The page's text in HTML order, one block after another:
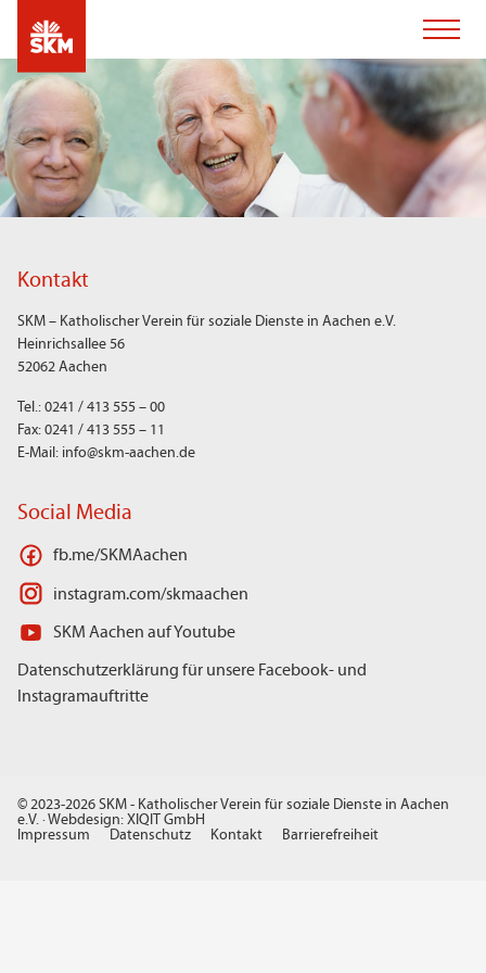
Kontakt
SKM – Katholischer Verein für soziale Dienste in Aachen e.V.
Heinrichsallee 56
52062 Aachen
Tel.: 0241 / 413 555 – 00
Fax: 0241 / 413 555 – 11
E-Mail: info@skm-aachen.de
Social Media
fb.me/SKMAachen
instagram.com/skmaachen
SKM Aachen auf Youtube
Datenschutzerklärung für unsere Facebook- und
Instagramauftritte
© 2023-2026 SKM - Katholischer Verein für soziale Dienste in Aachen
e.V. · Webdesign:XIQIT GmbH
Impressum
Datenschutz Kontakt Barrierefreiheit